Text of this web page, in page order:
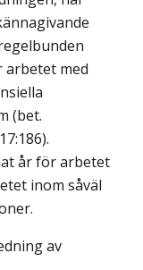
arbetet med
(bet.
år för arbetet
inom såväl
av